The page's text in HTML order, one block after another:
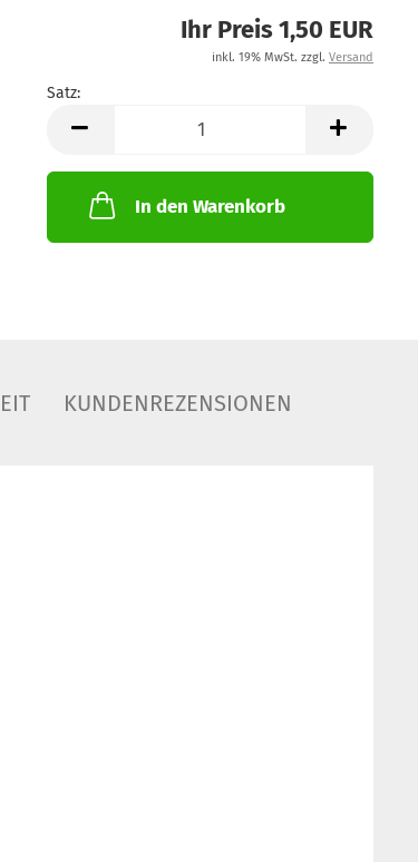
Ihr Preis 1,50 EUR
inkl. 19% MwSt. zzgl. Versand
Satz:
Satz
In den Warenkorb
KUNDENREZENSIONEN